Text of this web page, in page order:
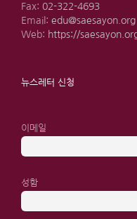
Fax: 02-322-4693
Email: edu@saesayon.org
Web: https://
뉴스레터 신청
이메일
성함